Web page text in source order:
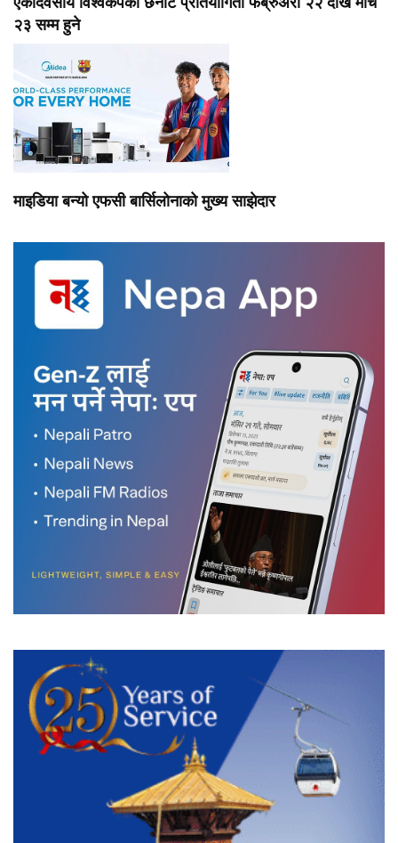
२३ सम्म हुने
माइडिया बन्यो एफसी बार्सिलोनाको मुख्य साझेदार